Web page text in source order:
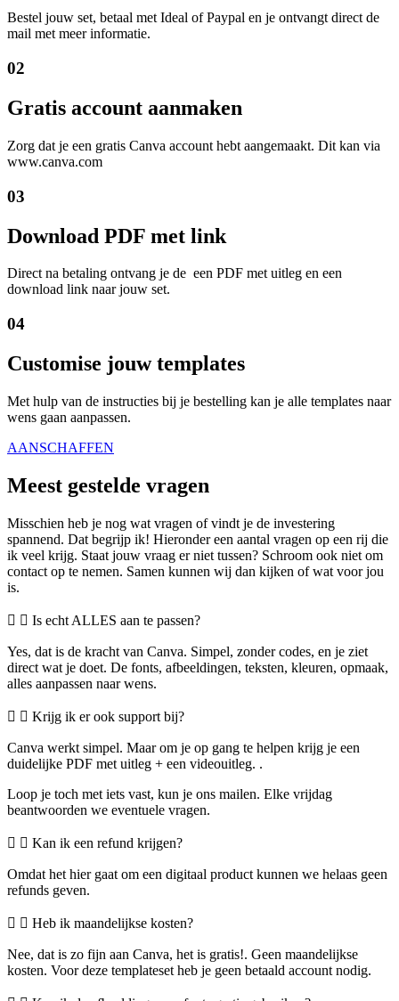
Bestel jouw set, betaal met Ideal of Paypal en je ontvangt direct de
mail met meer informatie.
02
Gratis account aanmaken
Zorg dat je een gratis Canva account hebt aangemaakt. Dit kan via
www.canva.com
03
Download PDF met link
Direct na betaling ontvang je de een PDF met uitleg en een
download link naar jouw set.
04
Customise jouw templates
Met hulp van de instructies bij je bestelling kan je alle templates naar
wens gaan aanpassen.
AANSCHAFFEN
Meest gestelde vragen
Misschien heb je nog wat vragen of vindt je de investering
spannend. Dat begrijp ik! Hieronder een aantal vragen op een rij die
ik veel krijg. Staat jouw vraag er niet tussen? Schroom ook niet om
contact op te nemen. Samen kunnen wij dan kijken of wat voor jou
is.
Is echt ALLES aan te passen?
Yes, dat is de kracht van Canva. Simpel, zonder codes, en je ziet
direct wat je doet. De fonts, afbeeldingen, teksten, kleuren, opmaak,
alles aanpassen naar wens.
Krijg ik er ook support bij?
Canva werkt simpel. Maar om je op gang te helpen krijg je een
duidelijke PDF met uitleg + een videouitleg. .
Loop je toch met iets vast, kun je ons mailen. Elke vrijdag
beantwoorden we eventuele vragen.
Kan ik een refund krijgen?
Omdat het hier gaat om een digitaal product kunnen we helaas geen
refunds geven.
Heb ik maandelijkse kosten?
Nee, dat is zo fijn aan Canva, het is gratis!. Geen maandelijkse
kosten. Voor deze templateset heb je geen betaald account nodig.